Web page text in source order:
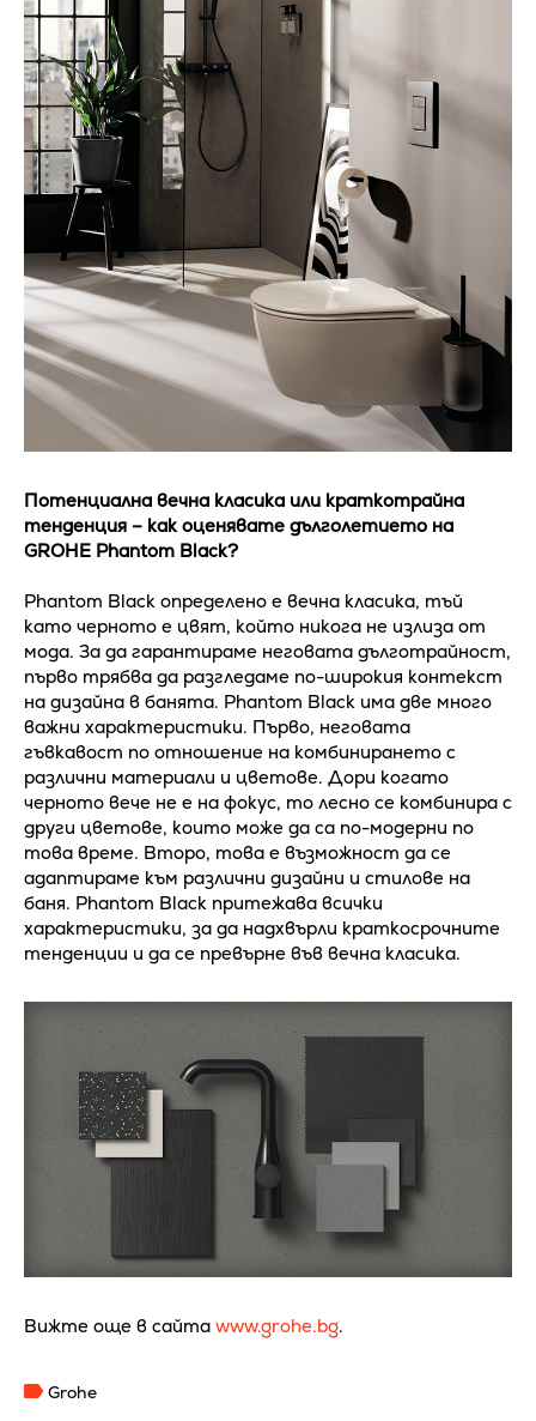
Потенциална вечна класика или краткотрайна
тенденция – как оценявате дълголетието на
GROHE Phantom Black?
Phantom Black определено е вечна класика, тъй
като черното е цвят, който никога не излиза от
мода. За да гарантираме неговата дълготрайност,
първо трябва да разгледаме по-широкия контекст
на дизайна в банята. Phantom Black има две много
важни характеристики. Първо, неговата
гъвкавост по отношение на комбинирането с
различни материали и цветове. Дори когато
черното вече не е на фокус, то лесно се комбинира с
други цветове, които може да са по-модерни по
това време. Второ, това е възможност да се
адаптираме към различни дизайни и стилове на
баня. Phantom Black притежава всички
характеристики, за да надхвърли краткосрочните
тенденции и да се превърне във вечна класика.
Вижте още в сайта www.grohe.bg.
Grohe